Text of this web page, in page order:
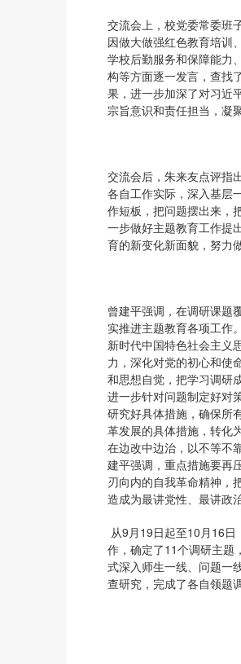
交流会上，校党委常委班
因做大做强红色教育培训
学校后勤服务和保障能力
构等方面逐一发言，查找
果，进一步加深了对习近
宗旨意识和责任担当，凝
交流会后，朱来友点评指
各自工作实际，深入基层
作短板，把问题摆出来，
一步做好主题教育工作提
育的新变化新面貌，努力
曾建平强调，在调研课题
实推进主题教育各项工作
新时代中国特色社会主义
力，深化对党的初心和使
和思想自觉，把学习调研
进一步针对问题制定好对
研究好具体措施，确保所
革发展的具体措施，转化
在边改中边治，以不等不
建平强调，重点措施要再
刃向内的自我革命精神，
造成为最讲党性、最讲政
从9月19日起至10月16日
作，确定了11个调研主题
式深入师生一线、问题一
查研究，完成了各自领题